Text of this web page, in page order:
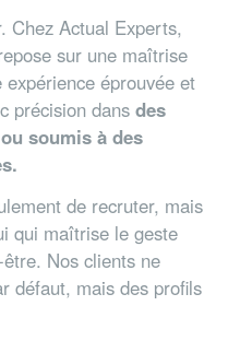
Chez Actual Experts,
sur une maîtrise
éprouvée et
précision dans des
soumis à des
de recruter, mais
qui maîtrise le geste
Nos clients ne
défaut, mais des profils